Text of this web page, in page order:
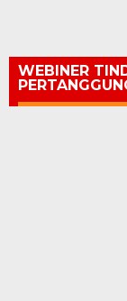
WEBINER